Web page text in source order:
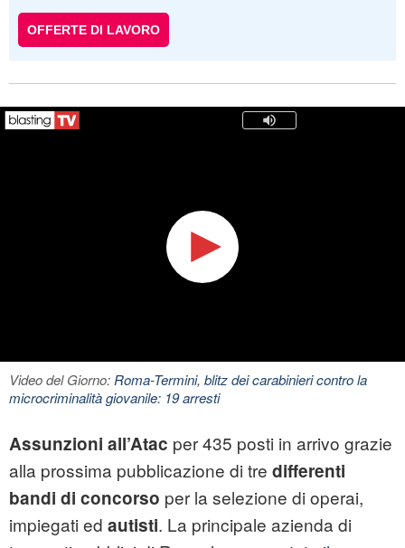
OFFERTE DI LAVORO
Video del Giorno:Roma-Termini, blitz dei carabinieri contro la
microcriminalità giovanile: 19 arresti
Assunzioni all’Atac per 435 posti in arrivo grazie
alla prossima pubblicazione di tre differenti
bandi di concorso per la selezione di operai,
impiegati ed autisti. La principale azienda di